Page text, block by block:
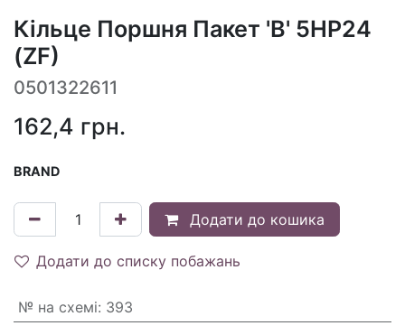
Кільце Поршня Пакет 'B' 5HP24
(ZF)
0501322611
162,4 грн.
BRAND
Додати до кошика
Додати до списку побажань
№ на схемі: 393